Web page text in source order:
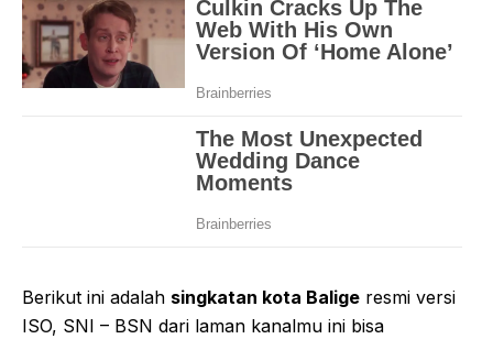
Berikut ini adalah singkatan kota Balige resmi versi
ISO, SNI – BSN dari laman kanalmu ini bisa